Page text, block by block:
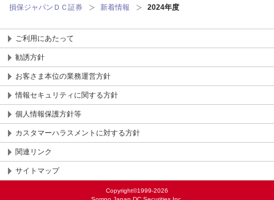
損保ジャパンＤＣ証券 新着情報 2024年度
ご利用にあたって
勧誘方針
お客さま本位の業務運営方針
情報セキュリティに関する方針
個人情報保護方針等
カスタマーハラスメントに対する方針
関連リンク
サイトマップ
Copyright©1999-2026